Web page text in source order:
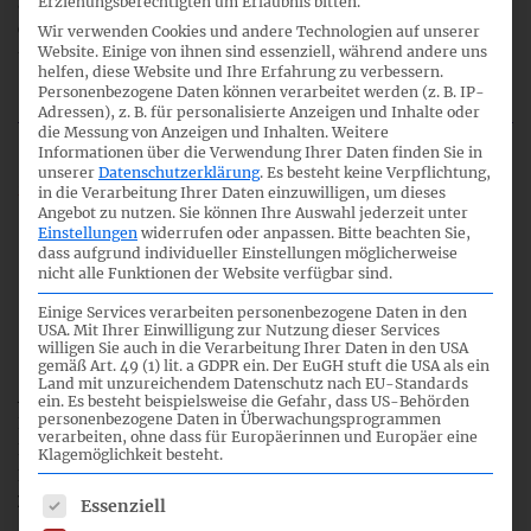
Organisationen wie insbesondere EFRAG sowie des DRSC
und seiner Fachgremien.
mehr lesen
3. Juli 2026
EU-Kommission verabschiedet
delegierte Rechtsakte zu den
überarbeiteten ESRS und zum VS
Am 03. Juli 2026 hat die EU-Kommission die delegierten
Rechtsakte zu den überarbeiteten ESRS sowie zur
Festlegung des Standards für die freiwillige
Berichterstattung (Voluntary Standard, VS) angenommen.
mehr lesen
Wir verwenden Cookies und andere Technologien auf unserer
Website. Einige von ihnen sind essenziell, während andere uns
helfen, diese Website und Ihre Erfahrung zu verbessern.
Personenbezogene Daten können verarbeitet werden (z. B. IP-
Adressen), z. B. für personalisierte Anzeigen und Inhalte oder
die Messung von Anzeigen und Inhalten. Weitere
Informationen über die Verwendung Ihrer Daten finden Sie in
unserer Datenschutzerklärung. Es besteht keine Verpflichtung,
in die Verarbeitung Ihrer Daten einzuwilligen, um dieses
Angebot zu nutzen. Sie können Ihre Auswahl jederzeit unter
Einstellungen widerrufen oder anpassen. Bitte beachten Sie,
dass aufgrund individueller Einstellungen möglicherweise
nicht alle Funktionen der Website verfügbar sind.
Einige Services verarbeiten personenbezogene Daten in den
USA. Mit Ihrer Einwilligung zur Nutzung dieser Services
willigen Sie auch in die Verarbeitung Ihrer Daten in den USA
gemäß Art. 49 (1) lit. a GDPR ein. Der EuGH stuft die USA als ein
Land mit unzureichendem Datenschutz nach EU-Standards
ein. Es besteht beispielsweise die Gefahr, dass US-Behörden
personenbezogene Daten in Überwachungsprogrammen
verarbeiten, ohne dass für Europäerinnen und Europäer eine
Klagemöglichkeit besteht.
Es folgt eine Liste der Service-Gruppen, für die eine
Essenziell